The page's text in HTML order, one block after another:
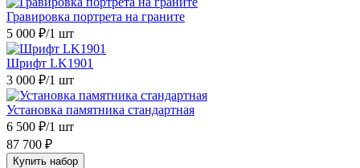
Гравировка портрета на граните
5 000 ₽/1 шт
Шрифт LK1901
3 000 ₽/1 шт
Установка памятника стандартная
6 500 ₽/1 шт
87 700 ₽
Купить набор